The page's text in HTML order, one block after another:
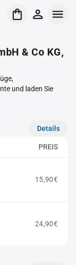
& Co KG,
und laden Sie
Details
PREIS
15,90€
24,90€